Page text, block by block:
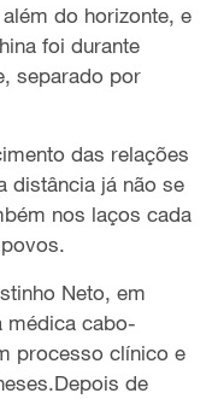
do horizonte, e
foi durante
separado por
das relações
distância já não se
nos laços cada
Neto, em
médica cabo-
processo clínico e
de